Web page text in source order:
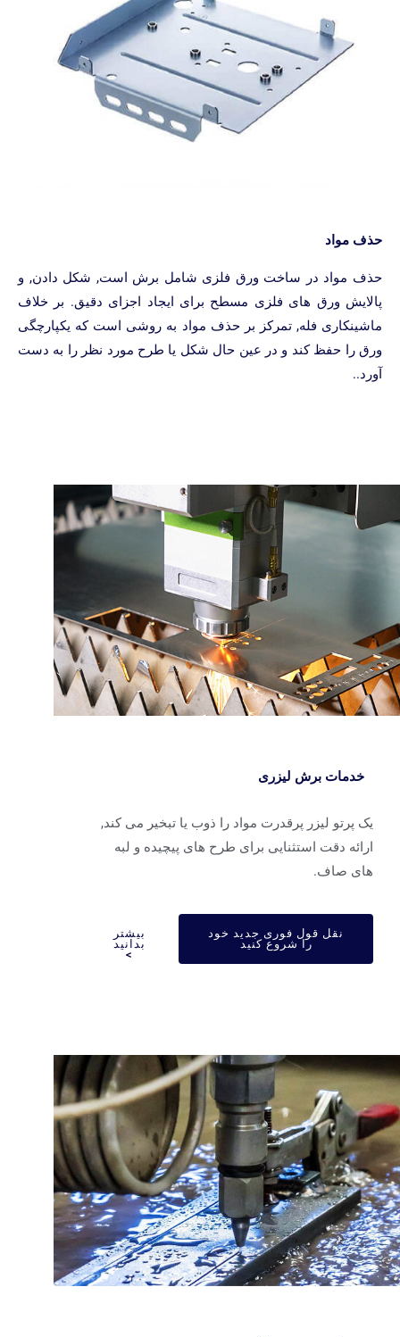
مواد
مواد در ساخت ورق فلزی شامل برش است, شکل دادن, و
ورق های فلزی مسطح برای ایجاد اجزای دقیق. بر خلاف
فله, تمرکز بر حذف مواد به روشی است که یکپارچگی
را حفظ کند و در عین حال شکل یا طرح مورد نظر را به دست
خدمات برش لیزری
پرتو لیزر پرقدرت مواد را ذوب یا تبخیر می کند,
دقت استثنایی برای طرح های پیچیده و لبه
صاف.
نقل قول فوری جدید خود
را شروع کنید